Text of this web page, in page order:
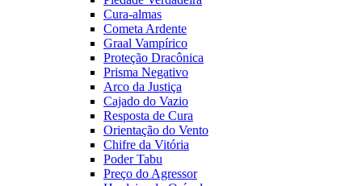
Cura-almas
Cometa Ardente
Graal Vampírico
Proteção Dracônica
Prisma Negativo
Arco da Justiça
Cajado do Vazio
Resposta de Cura
Orientação do Vento
Chifre da Vitória
Poder Tabu
Preço do Agressor